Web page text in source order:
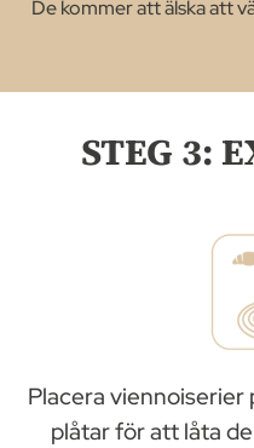
De kommer att älska att
STEG 3:
Placera
plåtar för att låta